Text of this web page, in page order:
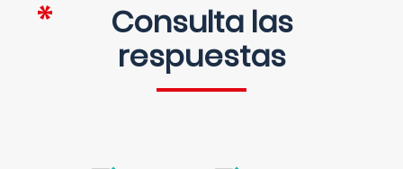
Consulta las
respuestas